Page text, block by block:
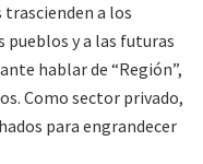
a los
y a las futuras
hablar de “Región”,
Como sector privado,
para engrandecer